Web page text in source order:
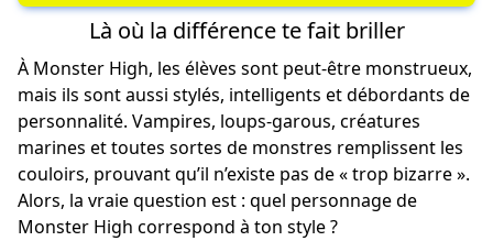
Là où la différence te fait briller
À Monster High, les élèves sont peut-être monstrueux,
mais ils sont aussi stylés, intelligents et débordants de
personnalité. Vampires, loups-garous, créatures
marines et toutes sortes de monstres remplissent les
couloirs, prouvant qu’il n’existe pas de « trop bizarre ».
Alors, la vraie question est : quel personnage de
Monster High correspond à ton style ?